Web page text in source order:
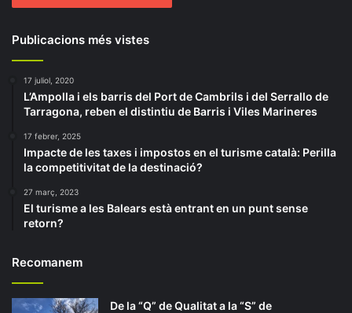
Publicacions més vistes
17 juliol, 2020
L’Ampolla i els barris del Port de Cambrils i del Serrallo de
Tarragona, reben el distintiu de Barris i Viles Marineres
17 febrer, 2025
Impacte de les taxes i impostos en el turisme català: Perilla
la competitivitat de la destinació?
27 març, 2023
El turisme a les Balears està entrant en un punt sense
retorn?
Recomanem
De la “Q” de Qualitat a la “S” de